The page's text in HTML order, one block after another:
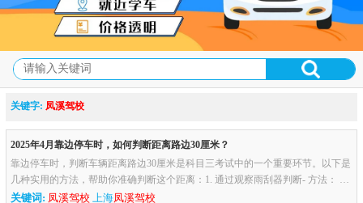
关键字: 凤溪驾校
2025年4月靠边停车时，如何判断距离路边30厘米？
靠边停车时，判断车辆距离路边30厘米是科目三考试中的一个重要环节。以下是
几种实用的方法，帮助你准确判断这个距离：1. 通过观察雨刮器判断- 方法： 当
车辆的雨刮器凸起部分与路边线重合时，车辆距离路边大约30厘米...
关键词: 凤溪驾校 上海 凤溪驾校